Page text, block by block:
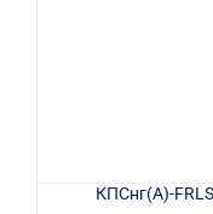
КПСнг(А)-